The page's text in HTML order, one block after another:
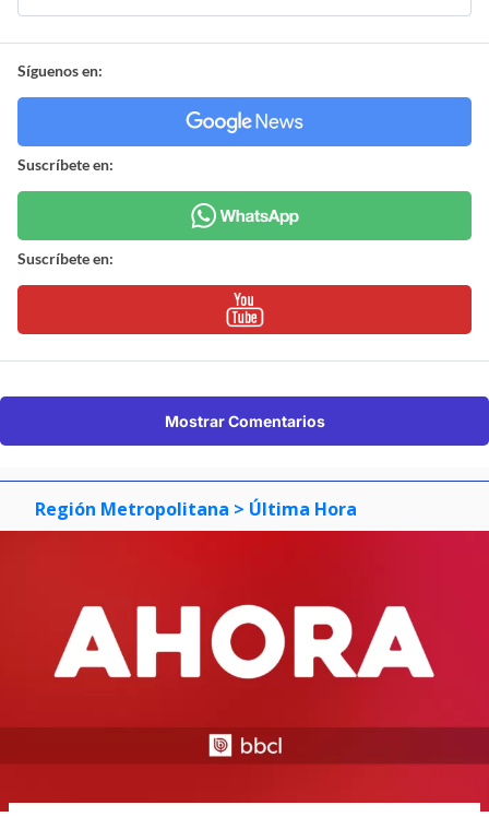
Síguenos en:
Suscríbete en:
Suscríbete en:
Mostrar Comentarios
Región Metropolitana > Última Hora